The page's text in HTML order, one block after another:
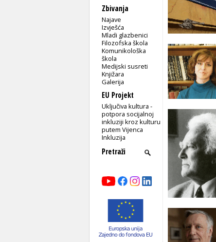
Zbivanja
Najave
Izvješća
Mladi glazbenici
Filozofska škola
Komunikološka
škola
Medijski susreti
Knjižara
Galerija
EU Projekt
Uključiva kultura -
potpora socijalnoj
inkluziji kroz kulturu
putem Vijenca
Inkluzija